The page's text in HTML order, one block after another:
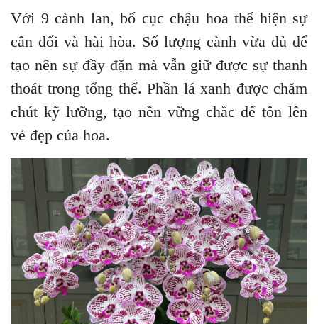
Với 9 cành lan, bố cục chậu hoa thể hiện sự
cân đối và hài hòa. Số lượng cành vừa đủ để
tạo nên sự đầy đặn mà vẫn giữ được sự thanh
thoát trong tổng thể. Phần lá xanh được chăm
chút kỹ lưỡng, tạo nền vững chắc để tôn lên
vẻ đẹp của hoa.